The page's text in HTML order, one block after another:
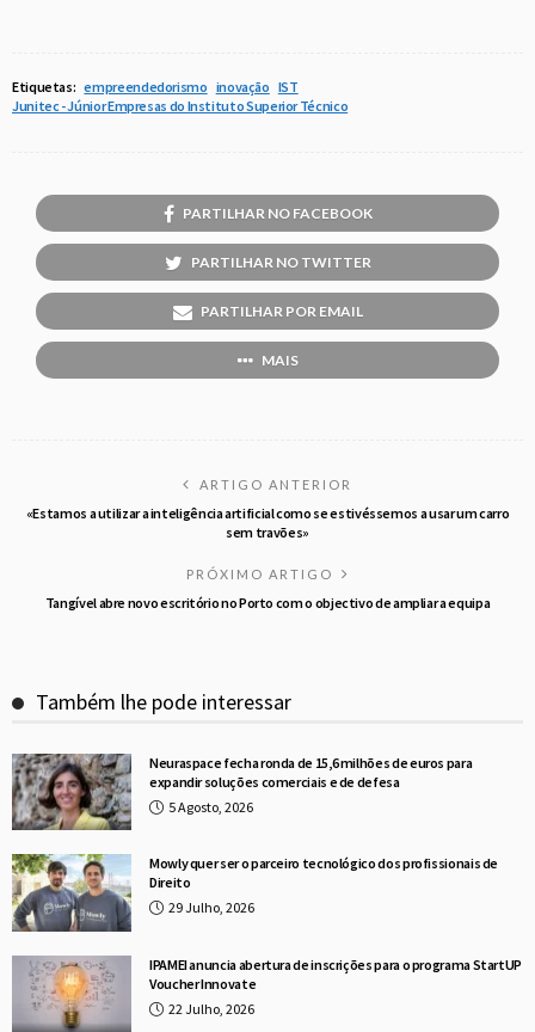
Etiquetas: empreendedorismo inovação IST
Junitec - Júnior Empresas do Instituto Superior Técnico
PARTILHAR NO FACEBOOK
PARTILHAR NO TWITTER
PARTILHAR POR EMAIL
MAIS
ARTIGO ANTERIOR
«Estamos a utilizar a inteligência artificial como se estivéssemos a usar um carro
sem travões»
PRÓXIMO ARTIGO
Tangível abre novo escritório no Porto com o objectivo de ampliar a equipa
Também lhe pode interessar
Neuraspace fecha ronda de 15,6 milhões de euros para
expandir soluções comerciais e de defesa
5 Agosto, 2026
Mowly quer ser o parceiro tecnológico dos profissionais de
Direito
29 Julho, 2026
IPAMEI anuncia abertura de inscrições para o programa StartUP
Voucher Innovate
22 Julho, 2026